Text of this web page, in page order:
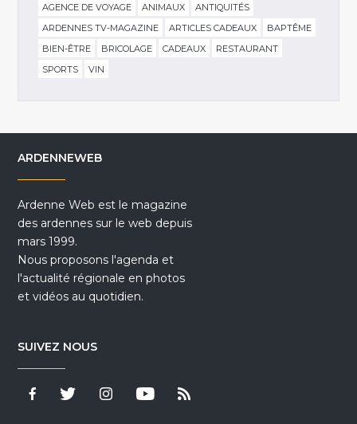
AGENCE DE VOYAGE ANIMAUX
ANTIQUITÉS
ARDENNES TV-MAGAZINE
ARTICLES CADEAUX
BAPTÊME
BIEN-ÊTRE
BRICOLAGE CADEAUX
RESTAURANT
SPORTS
VIN
ARDENNEWEB
Ardenne Web est le magazine
des ardennes sur le web depuis
mars 1999.
Nous proposons l'agenda et
l'actualité régionale en photos
et vidéos au quotidien.
SUIVEZ NOUS